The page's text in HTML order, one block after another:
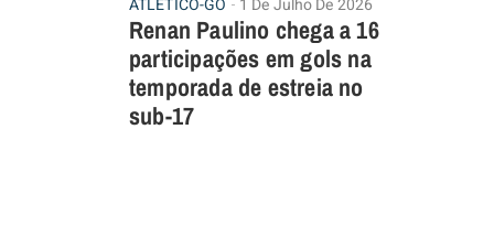
ATLÉTICO-GO 1 De Julho De 2026
Renan Paulino chega a 16
participações em gols na
temporada de estreia no
sub-17